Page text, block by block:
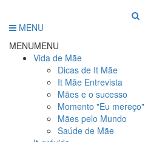
MENU
MENUMENU
Vida de Mãe
Dicas de It Mãe
It Mãe Entrevista
Mães e o sucesso
Momento "Eu mereço"
Mães pelo Mundo
Saúde de Mãe